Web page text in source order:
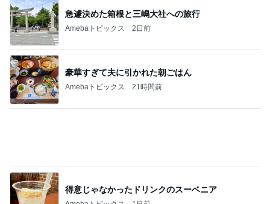
真っ赤な顔で水風呂に入った旦那
山田 幻想的な竹林で不思議体験
Amebaトピックス 1日前